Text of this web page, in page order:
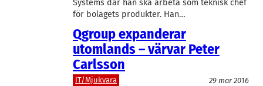
Systems där han ska arbeta som teknisk chef
för bolagets produkter. Han…
Qgroup expanderar
utomlands – värvar Peter
Carlsson
IT/Mjukvara 29 mar 2016